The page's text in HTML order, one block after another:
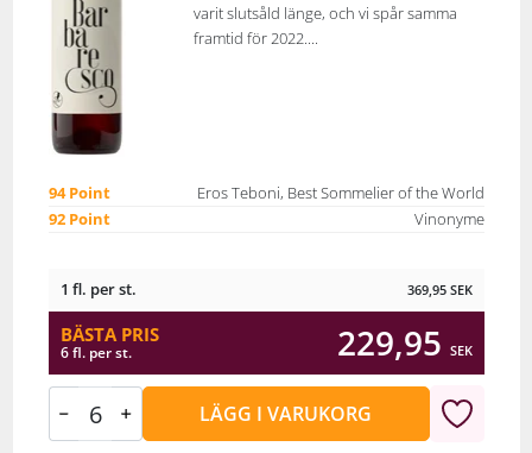
varit slutsåld länge, och vi spår samma
framtid för 2022....
94 Point
Eros Teboni, Best Sommelier of the World
92 Point
Vinonyme
1 fl. per st. 369,95 SEK
BÄSTA PRIS
6 fl. per st. 229,95 SEK
LÄGG I VARUKORG